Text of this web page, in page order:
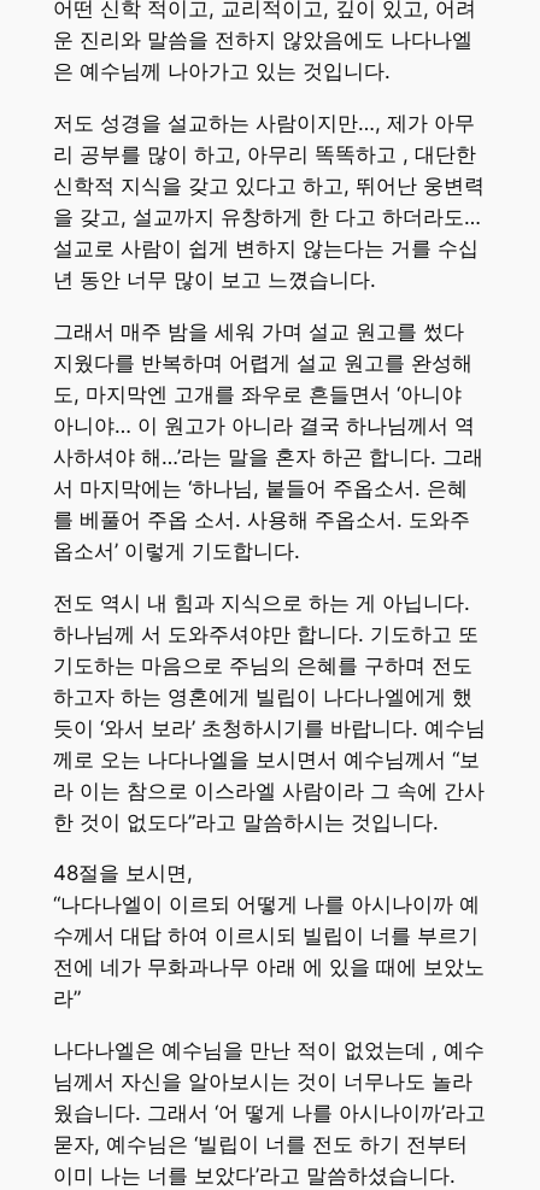
어떤 신학 적이고, 교리적이고, 깊이 있고, 어려
운 진리와 말씀을 전하지 않았음에도 나다나엘
은 예수님께 나아가고 있는 것입니다.
저도 성경을 설교하는 사람이지만…, 제가 아무
리 공부를 많이 하고, 아무리 똑똑하고 , 대단한
신학적 지식을 갖고 있다고 하고, 뛰어난 웅변력
을 갖고, 설교까지 유창하게 한 다고 하더라도…
설교로 사람이 쉽게 변하지 않는다는 거를 수십
년 동안 너무 많이 보고 느꼈습니다.
그래서 매주 밤을 세워 가며 설교 원고를 썼다
지웠다를 반복하며 어렵게 설교 원고를 완성해
도, 마지막엔 고개를 좌우로 흔들면서 ‘아니야
아니야… 이 원고가 아니라 결국 하나님께서 역
사하셔야 해…’라는 말을 혼자 하곤 합니다. 그래
서 마지막에는 ‘하나님, 붙들어 주옵소서. 은혜
를 베풀어 주옵 소서. 사용해 주옵소서. 도와주
옵소서’ 이렇게 기도합니다.
전도 역시 내 힘과 지식으로 하는 게 아닙니다.
하나님께 서 도와주셔야만 합니다. 기도하고 또
기도하는 마음으로 주님의 은혜를 구하며 전도
하고자 하는 영혼에게 빌립이 나다나엘에게 했
듯이 ‘와서 보라’ 초청하시기를 바랍니다. 예수님
께로 오는 나다나엘을 보시면서 예수님께서 “보
라 이는 참으로 이스라엘 사람이라 그 속에 간사
한 것이 없도다”라고 말씀하시는 것입니다.
48절을 보시면,
“나다나엘이 이르되 어떻게 나를 아시나이까 예
수께서 대답 하여 이르시되 빌립이 너를 부르기
전에 네가 무화과나무 아래 에 있을 때에 보았노
라”
나다나엘은 예수님을 만난 적이 없었는데 , 예수
님께서 자신을 알아보시는 것이 너무나도 놀라
웠습니다. 그래서 ‘어 떻게 나를 아시나이까’라고
묻자, 예수님은 ‘빌립이 너를 전도 하기 전부터
이미 나는 너를 보았다’라고 말씀하셨습니다.